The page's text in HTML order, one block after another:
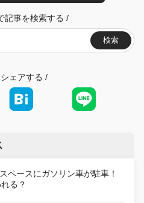
記事を検索する /
検索
ェアする /
ペースにガソリン車が駐車！
る？